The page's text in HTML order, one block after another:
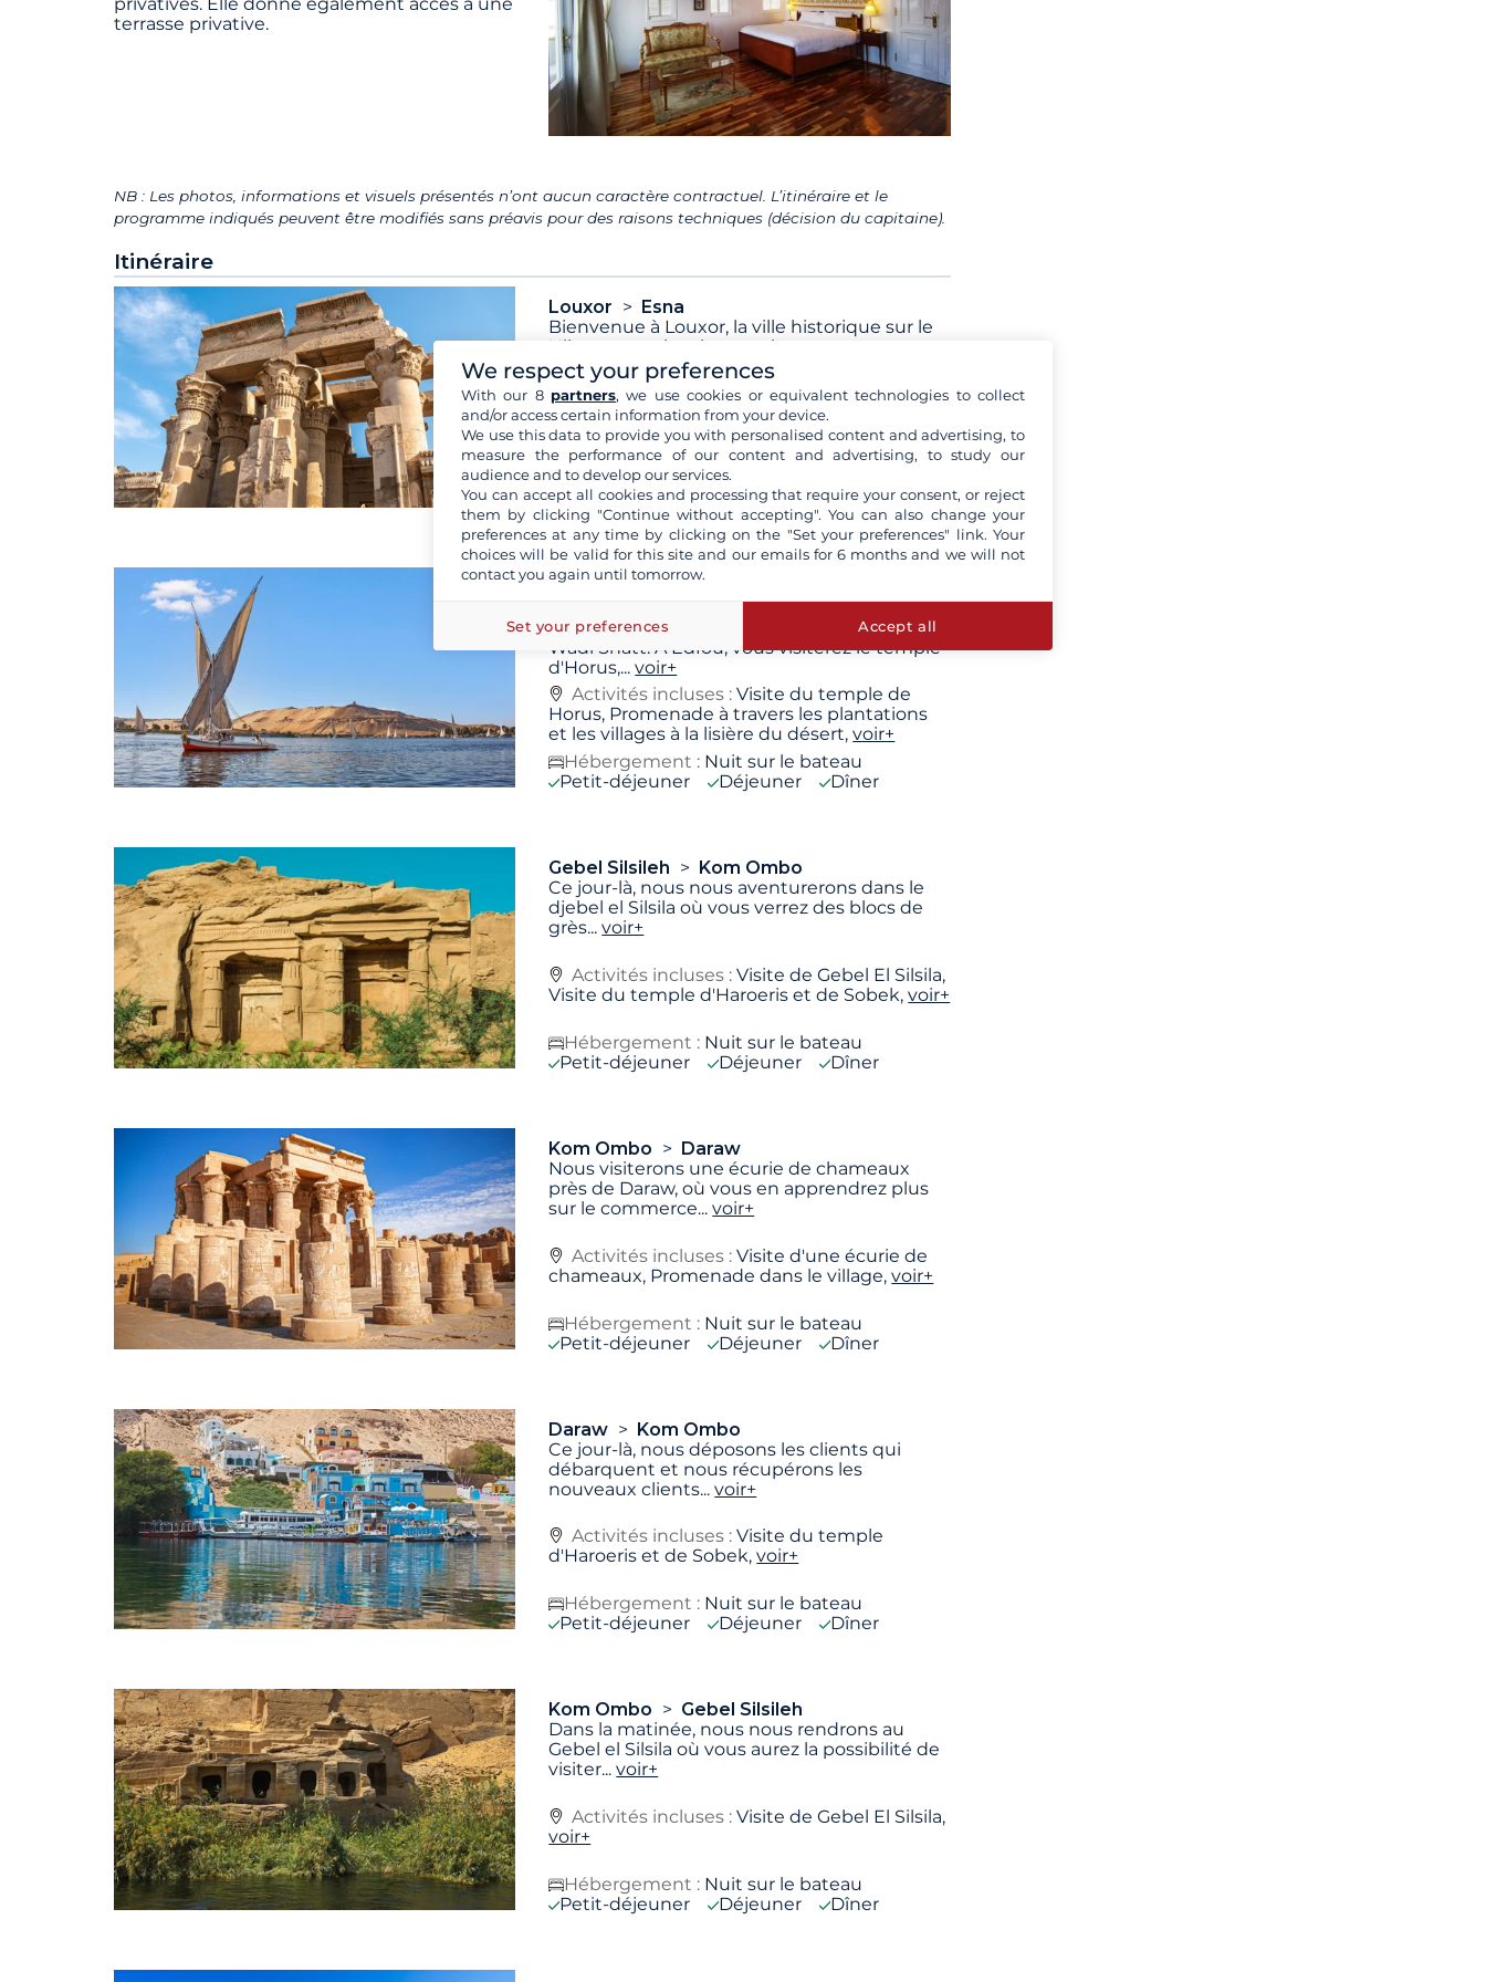
privatives. Elle donne également accès à une
terrasse privative.
NB : Les photos, informations et visuels présentés n’ont aucun caractère contractuel. L’itinéraire et le
programme indiqués peuvent être modifiés sans préavis pour des raisons techniques (décision du capitaine).
Itinéraire
Louxor
Esna
Bienvenue à Louxor, la ville historique sur le
Nil avec ses sites impressionnants et ses
habitants...voir+
Activités incluses :Visite du temple d'Esna,
voir+
Hébergement : Nuit sur le bateau
Petit-déjeuner
Déjeuner Dîner
Esna
Aujourd'hui, nous naviguerons vers Edfou et
Wadi Shatt. À Edfou, vous visiterez le temple
d'Horus,...voir+
Activités incluses :Visite du temple de
Horus, Promenade à travers les plantations
et les villages à la lisière du désert,voir+
Hébergement : Nuit sur le bateau
Petit-déjeuner
Déjeuner Dîner
Gebel Silsileh
Kom Ombo
Ce jour-là, nous nous aventurerons dans le
djebel el Silsila où vous verrez des blocs de
grès...voir+
Activités incluses :Visite de Gebel El Silsila,
Visite du temple d'Haroeris et de Sobek,voir+
Hébergement : Nuit sur le bateau
Petit-déjeuner
Déjeuner Dîner
Kom Ombo
Daraw
Nous visiterons une écurie de chameaux
près de Daraw, où vous en apprendrez plus
sur le commerce...voir+
Activités incluses :Visite d'une écurie de
chameaux, Promenade dans le village,voir+
Hébergement : Nuit sur le bateau
Petit-déjeuner
Déjeuner Dîner
Daraw
Kom Ombo
Ce jour-là, nous déposons les clients qui
débarquent et nous récupérons les
nouveaux clients...voir+
Activités incluses :Visite du temple
d'Haroeris et de Sobek,voir+
Hébergement : Nuit sur le bateau
Petit-déjeuner
Déjeuner Dîner
Kom Ombo
Gebel Silsileh
Dans la matinée, nous nous rendrons au
Gebel el Silsila où vous aurez la possibilité de
visiter...voir+
Activités incluses :Visite de Gebel El Silsila,
voir+
Hébergement : Nuit sur le bateau
Petit-déjeuner
Déjeuner Dîner
We respect your preferences
With our 8 partners, we use cookies or equivalent technologies to collect
and/or access certain information from your device.
We use this data to provide you with personalised content and advertising, to
measure the performance of our content and advertising, to study our
audience and to develop our services.
You can accept all cookies and processing that require your consent, or reject
them by clicking "Continue without accepting". You can also change your
preferences at any time by clicking on the "Set your preferences" link. Your
choices will be valid for this site and our emails for 6 months and we will not
contact you again until tomorrow.
Set your preferences Accept all